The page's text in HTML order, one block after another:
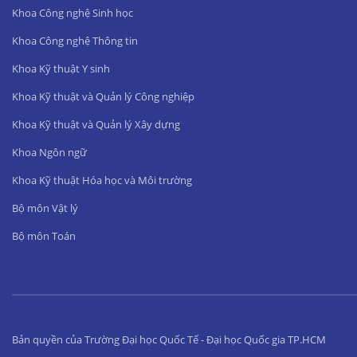
Khoa Công nghệ Sinh học
Khoa Công nghệ Thông tin
Khoa Kỹ thuật Y sinh
Khoa Kỹ thuật và Quản lý Công nghiệp
Khoa Kỹ thuật và Quản lý Xây dựng
Khoa Ngôn ngữ
Khoa Kỹ thuật Hóa học và Môi trường
Bộ môn Vật lý
Bộ môn Toán
Bản quyền của Trường Đại học Quốc Tế - Đại học Quốc gia TP.HCM